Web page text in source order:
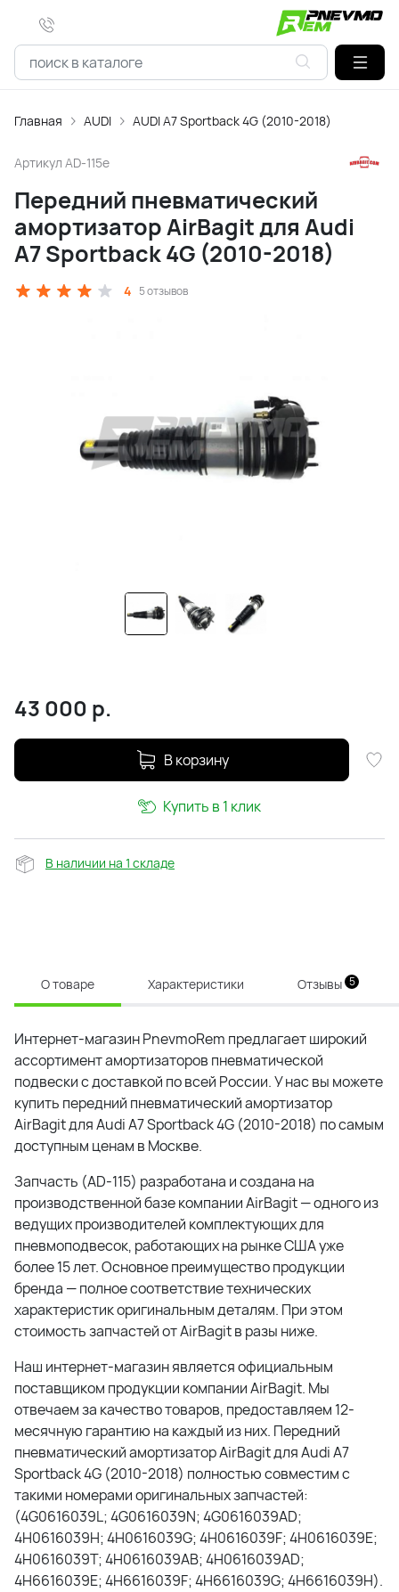
Главная AUDI AUDI A7 Sportback 4G (2010-2018)
Артикул AD-115e
Передний пневматический
амортизатор AirBagit для Audi
A7 Sportback 4G (2010-2018)
4 5 отзывов
43 000 р.
В корзину
Купить в 1 клик
В наличии на 1 складе
О товаре Характеристики Отзывы 5
Интернет-магазин PnevmoRem предлагает широкий
ассортимент амортизаторов пневматической
подвески с доставкой по всей России. У нас вы можете
купить передний пневматический амортизатор
AirBagit для Audi A7 Sportback 4G (2010-2018) по самым
доступным ценам в Москве.
Запчасть (AD-115) разработана и создана на
производственной базе компании AirBagit — одного из
ведущих производителей комплектующих для
пневмоподвесок, работающих на рынке США уже
более 15 лет. Основное преимущество продукции
бренда — полное соответствие технических
характеристик оригинальным деталям. При этом
стоимость запчастей от AirBagit в разы ниже.
Наш интернет-магазин является официальным
поставщиком продукции компании AirBagit. Мы
отвечаем за качество товаров, предоставляем 12-
месячную гарантию на каждый из них. Передний
пневматический амортизатор AirBagit для Audi A7
Sportback 4G (2010-2018) полностью совместим с
такими номерами оригинальных запчастей:
(4G0616039L; 4G0616039N; 4G0616039AD;
4H0616039H; 4H0616039G; 4H0616039F; 4H0616039E;
4H0616039T; 4H0616039AB; 4H0616039AD;
4H6616039E; 4H6616039F; 4H6616039G; 4H6616039H).